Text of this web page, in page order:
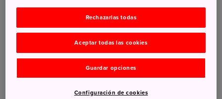
Rechazarlas todas
Aceptar todas las cookies
Guardar opciones
Configuración de cookies